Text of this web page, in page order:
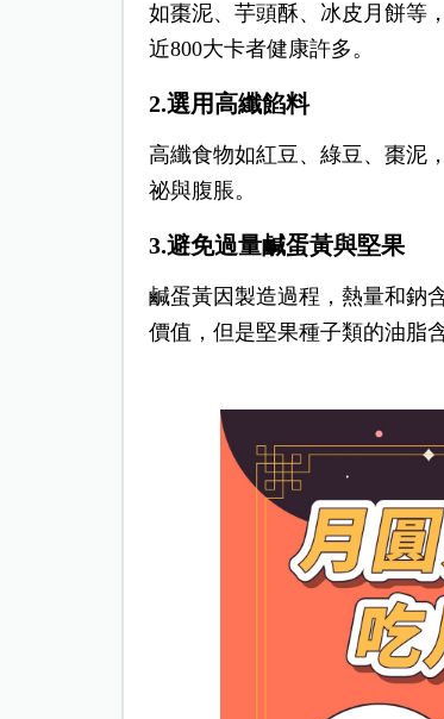
如棗泥、芋頭酥、冰皮月餅等
近800大卡者健康許多。
2.選用高纖餡料
高纖食物如紅豆、綠豆、棗泥
祕與腹脹。
3.避免過量鹹蛋黃與堅果
鹹蛋黃因製造過程，熱量和鈉
價值，但是堅果種子類的油脂